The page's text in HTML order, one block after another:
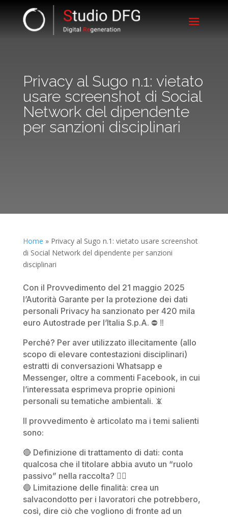
Privacy al Sugo n.1: vietato
usare screenshot di Social
Network del dipendente
per sanzioni disciplinari
Home » Privacy al Sugo n.1: vietato usare screenshot
di Social Network del dipendente per sanzioni
disciplinari
Con il Provvedimento del 21 maggio 2025
l’Autorità Garante per la protezione dei dati
personali Privacy ha sanzionato per 420 mila
euro Autostrade per l’Italia S.p.A. ⛔ ‼️
Perché? Per aver utilizzato illecitamente (allo
scopo di elevare contestazioni disciplinari)
estratti di conversazioni Whatsapp e
Messenger, oltre a commenti Facebook, in cui
l’interessata esprimeva proprie opinioni
personali su tematiche ambientali. 📵
Il provvedimento è articolato ma i temi salienti
sono:
🔴 Definizione di trattamento di dati: conta
qualcosa che il titolare abbia avuto un “ruolo
passivo” nella raccolta? 🙅‍♀️
🔵 Limitazione delle finalità: crea un
salvacondotto per i lavoratori che potrebbero,
così, dire ciò che vogliono di fronte ad un